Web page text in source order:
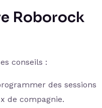
Roborock
conseils :
des sessions
de compagnie.